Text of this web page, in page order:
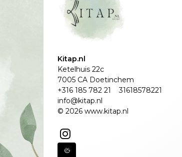
Kitap.nl
Ketelhuis 22c
7005 CA Doetinchem
+316 185 782 21
31618578221
info@kitap.nl
© 2026 www.kitap.nl